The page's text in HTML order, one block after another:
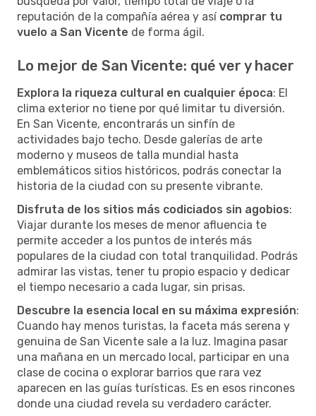
reputación de la compañía aérea y así comprar tu
vuelo a San Vicente de forma ágil.
Lo mejor de San Vicente: qué ver y hacer
Explora la riqueza cultural en cualquier época: El
clima exterior no tiene por qué limitar tu diversión.
En San Vicente, encontrarás un sinfín de
actividades bajo techo. Desde galerías de arte
moderno y museos de talla mundial hasta
emblemáticos sitios históricos, podrás conectar la
historia de la ciudad con su presente vibrante.
Disfruta de los sitios más codiciados sin agobios:
Viajar durante los meses de menor afluencia te
permite acceder a los puntos de interés más
populares de la ciudad con total tranquilidad. Podrás
admirar las vistas, tener tu propio espacio y dedicar
el tiempo necesario a cada lugar, sin prisas.
Descubre la esencia local en su máxima expresión:
Cuando hay menos turistas, la faceta más serena y
genuina de San Vicente sale a la luz. Imagina pasar
una mañana en un mercado local, participar en una
clase de cocina o explorar barrios que rara vez
aparecen en las guías turísticas. Es en esos rincones
donde una ciudad revela su verdadero carácter.